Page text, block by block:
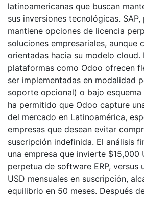
latinoamericanas que buscan
sus inversiones tecnológicas.
mantiene opciones de licencia
soluciones empresariales, aunque
orientadas hacia su modelo cloud.
plataformas como Odoo ofrecen
ser implementadas en modalidad
soporte opcional) o bajo esquema
ha permitido que Odoo capture
del mercado en Latinoamérica,
empresas que desean evitar
suscripción indefinida. El análisis
una empresa que invierte $15,000
perpetua de software ERP, versus
USD mensuales en suscripción,
equilibrio en 50 meses. Después